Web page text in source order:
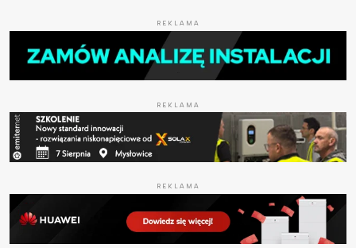
REKLAMA
REKLAMA
REKLAMA